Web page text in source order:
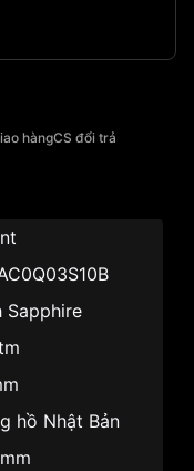
hàngCS đổi trả
Sapphire
hồ Nhật Bản